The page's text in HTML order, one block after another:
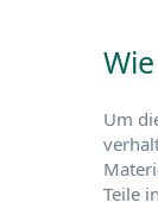
Um
Teile